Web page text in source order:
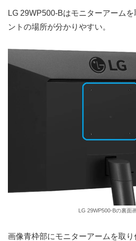
LG 29WP500-Bはモニターアーム
ントの場所が分かりやすい。
LG 29WP500-Bの裏面
画像青枠部にモニターアームを取